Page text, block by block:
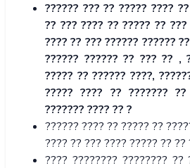
?????? ??? ?? ????? ????
?? ??? ???? ?? ????? ??
???? ?? ??? ?????? ??????
?????? ?????? ?? ??? ?? ,
????? ?? ?????? ????,
????? ???? ?? ???????
??????? ???? ?? ?
?????? ???? ?? ????? ??
???? ?? ??? ???? ????? ?? ??
???? ???????? ???????? ??